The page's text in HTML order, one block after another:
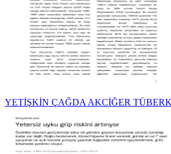
YETİŞKİN ÇAĞDA AKCİĞER